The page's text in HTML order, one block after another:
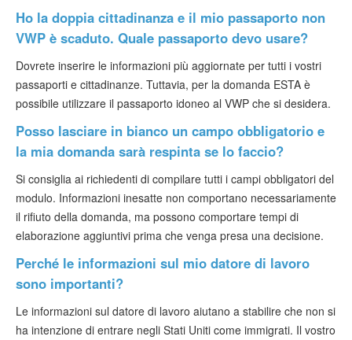
Ho la doppia cittadinanza e il mio passaporto non
VWP è scaduto. Quale passaporto devo usare?
Dovrete inserire le informazioni più aggiornate per tutti i vostri
passaporti e cittadinanze. Tuttavia, per la domanda ESTA è
possibile utilizzare il passaporto idoneo al VWP che si desidera.
Posso lasciare in bianco un campo obbligatorio e
la mia domanda sarà respinta se lo faccio?
Si consiglia ai richiedenti di compilare tutti i campi obbligatori del
modulo. Informazioni inesatte non comportano necessariamente
il rifiuto della domanda, ma possono comportare tempi di
elaborazione aggiuntivi prima che venga presa una decisione.
Perché le informazioni sul mio datore di lavoro
sono importanti?
Le informazioni sul datore di lavoro aiutano a stabilire che non si
ha intenzione di entrare negli Stati Uniti come immigrati. Il vostro